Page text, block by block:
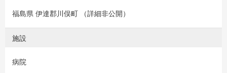
福島県 伊達郡川俣町 （詳細非公開）
施設
病院